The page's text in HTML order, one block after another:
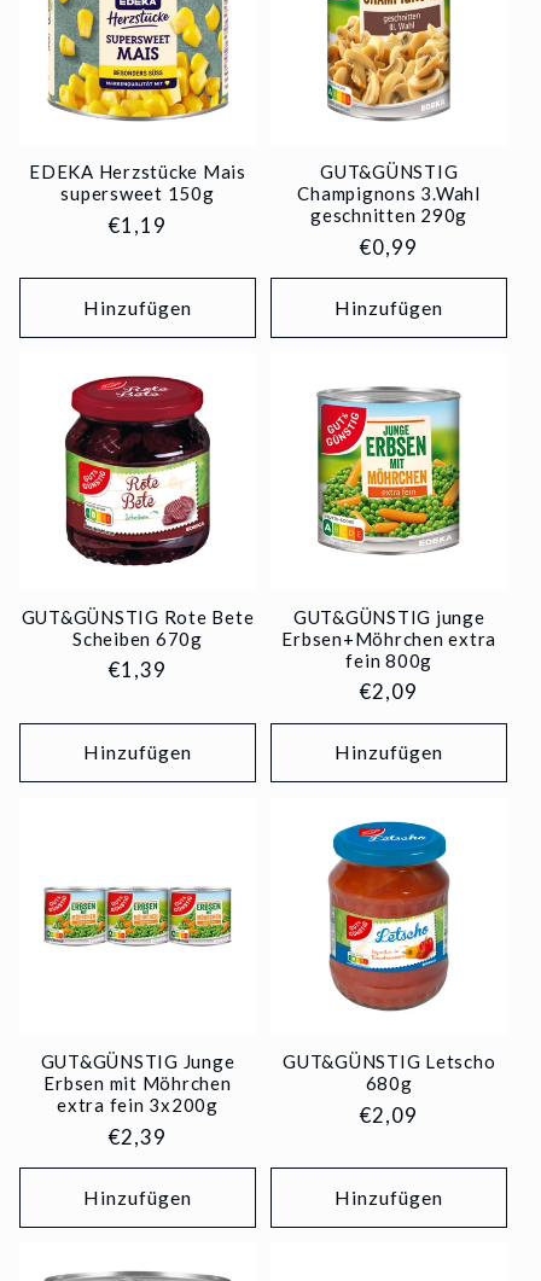
EDEKA Herzstücke Mais
supersweet 150g
Normaler
€1,19
Hinzufügen
GUT&GÜNSTIG
Champignons 3.Wahl
geschnitten 290g
Normaler
Preis
€0,99
Hinzufügen
GUT&GÜNSTIG Rote Bete
Scheiben 670g
Normaler
€1,39
Hinzufügen
GUT&GÜNSTIG junge
Erbsen+Möhrchen extra
fein 800g
Normaler
Preis
€2,09
Hinzufügen
GUT&GÜNSTIG Junge
Erbsen mit Möhrchen
extra fein 3x200g
Normaler
Preis
€2,39
Hinzufügen
GUT&GÜNSTIG Letscho
680g
Normaler
€2,09
Hinzufügen